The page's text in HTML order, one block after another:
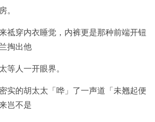
。
穿内衣睡觉，内裤更是那种前端开钮
掏出他
等人一开眼界。
的胡太太「哗」了一声道「未翘起便
岂不是